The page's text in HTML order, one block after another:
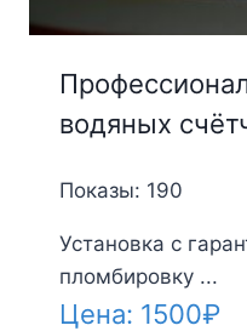
водяных
Показы: 190
Установка с
пломбировку ...
Цена: 1500₽